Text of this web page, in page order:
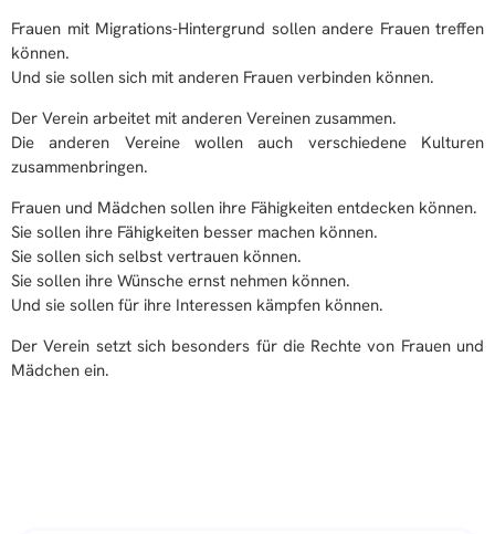
Frauen mit Migrations-Hintergrund sollen andere Frauen treffen
können.
Und sie sollen sich mit anderen Frauen verbinden können.
Der Verein arbeitet mit anderen Vereinen zusammen.
Die anderen Vereine wollen auch verschiedene Kulturen
zusammenbringen.
Frauen und Mädchen sollen ihre Fähigkeiten entdecken können.
Sie sollen ihre Fähigkeiten besser machen können.
Sie sollen sich selbst vertrauen können.
Sie sollen ihre Wünsche ernst nehmen können.
Und sie sollen für ihre Interessen kämpfen können.
Der Verein setzt sich besonders für die Rechte von Frauen und
Mädchen ein.